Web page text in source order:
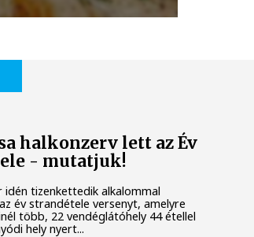
halkonzerv lett az Év
- mutatjuk!
idén tizenkettedik alkalommal
év strandétele versenyt, amelyre
több, 22 vendéglátóhely 44 étellel
hely nyert...